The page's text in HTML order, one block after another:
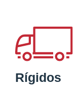
Rígidos